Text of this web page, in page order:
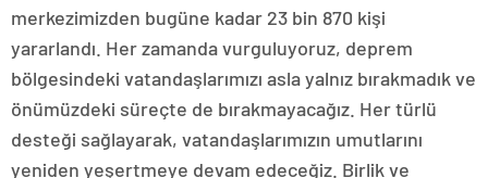
merkezimizden bugüne kadar 23 bin 870 kişi
yararlandı. Her zamanda vurguluyoruz, deprem
bölgesindeki vatandaşlarımızı asla yalnız bırakmadık ve
önümüzdeki süreçte de bırakmayacağız. Her türlü
desteği sağlayarak, vatandaşlarımızın umutlarını
yeniden yeşertmeye devam edeceğiz. Birlik ve